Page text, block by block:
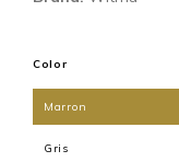
Color
Marron
Gris